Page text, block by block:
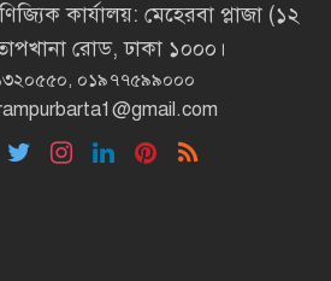
মির্জা ফখরুলই হচ্ছেন বঙ্গভবনের নতুন
সেপ্টেম্বরে যুক্তরাষ্ট্র যাচ্ছেন প্রধানমন্ত্রী
কার্যালয়: মেহেরবা প্লাজা (১২
রোড, ঢাকা ১০০০।
০১৯৭৭৫৯৯০০০